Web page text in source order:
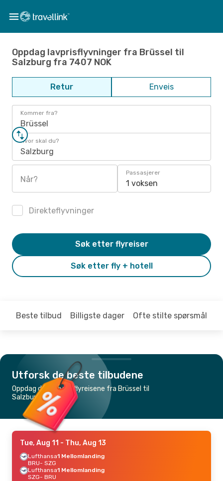
Oppdag lavprisflyvninger fra Brüssel til
Salzburg fra 7407 NOK
Retur Enveis
Kommer fra?
Brüssel
Hvor skal du?
Salzburg
Når?
Passasjerer
1 voksen
Direkteflyvninger
Søk etter fly + hotell
Søk etter flyreiser
Beste tilbud Billigste dager Ofte stilte spørsmål
Utforsk de beste tilbudene
Oppdag de billigste flyreisene fra Brüssel til
Salzburg
Tue, Aug 11 - Thu, Aug 13
Lufthansa1 Mellomlanding
BRU- SZG
Lufthansa1 Mellomlanding
SZG- BRU